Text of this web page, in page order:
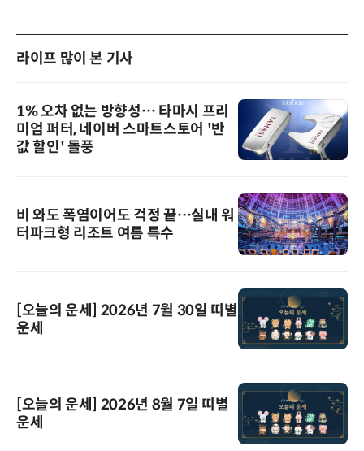
라이프 많이 본 기사
1% 오차 없는 방향성… 타마시 프리
미엄 퍼터, 네이버 스마트스토어 '반
값 할인' 돌풍
비 와도 폭염이어도 걱정 끝…실내 워
터파크형 리조트 여름 특수
[오늘의 운세] 2026년 7월 30일 띠별
운세
[오늘의 운세] 2026년 8월 7일 띠별
운세